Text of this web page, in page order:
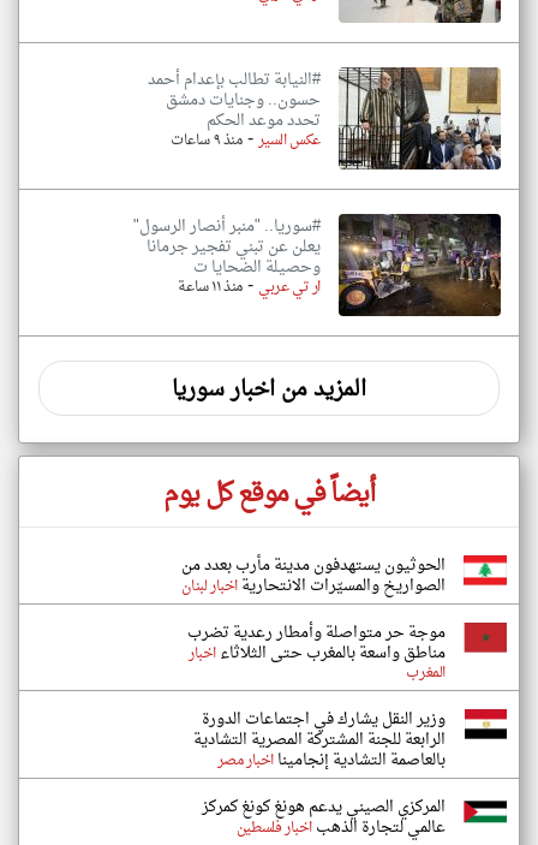
#النيابة تطالب بإعدام أحمد
حسون.. وجنايات دمشق
تحدد موعد الحكم
عكس السير-منذ ٩ ساعات
#سوريا.. "منبر أنصار الرسول"
يعلن عن تبني تفجير جرمانا
وحصيلة الضحايا ت
ار تي عربي -منذ ١١ ساعة
المزيد من اخبار سوريا
أيضاً في موقع كل يوم
الحوثيون يستهدفون مدينة مأرب بعدد من
الصواريخ والمسيّرات الانتحاريةاخبار لبنان
موجة حر متواصلة وأمطار رعدية تضرب
مناطق واسعة بالمغرب حتى الثلاثاءاخبار
المغرب
وزير النقل يشارك في اجتماعات الدورة
الرابعة للجنة المشتركة المصرية التشادية
بالعاصمة التشادية إنجامينااخبار مصر
المركزي الصيني يدعم هونغ كونغ كمركز
عالمي لتجارة الذهباخبار فلسطين